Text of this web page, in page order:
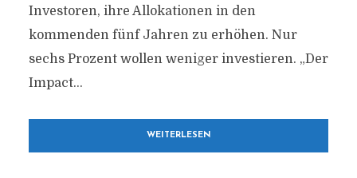
Investoren, ihre Allokationen in den
kommenden fünf Jahren zu erhöhen. Nur
sechs Prozent wollen weniger investieren. „Der
Impact...
WEITERLESEN